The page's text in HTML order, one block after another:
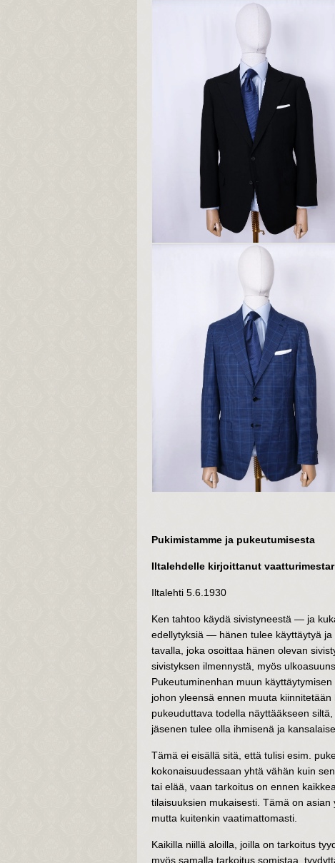
Pukimistamme ja pukeutumisesta
Iltalehdelle kirjoittanut
Iltalehti 5.6.1930
Ken tahtoo käydä sivistyneestä — ja
edellytyksiä — hänen tulee käyttäytyä ja
tavalla, joka osoittaa hänen olevan
sivistyksen ilmennystä, myös
Pukeutuminenhan muun
johon yleensä ennen muuta
pukeuduttava todella näyttääkseen
jäsenen tulee olla ihmisenä ja
Tämä ei eisällä sitä, että tulisi esim.
kokonaisuudessaan yhtä vähän kuin
tai elää, vaan tarkoitus on ennen
tilaisuuksien mukaisesti. Tämä on
mutta kuitenkin vaatimattomasti.
Kaikilla niillä aloilla, joilla on tarkoitus
myös samalla tarkoitus somistaa,